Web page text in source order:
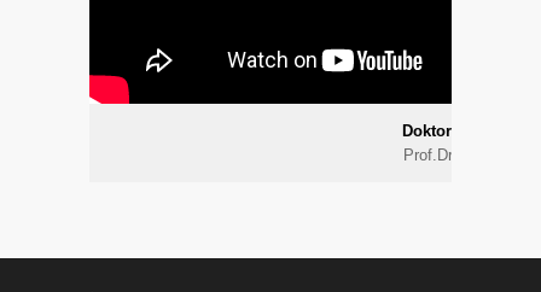
Doktorum
Prof.Dr. Raif